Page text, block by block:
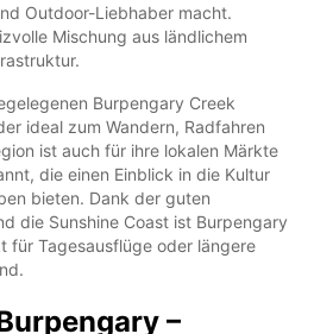
Outdoor-Liebhaber macht.
Mischung aus ländlichem
Burpengary Creek
ideal zum Wandern, Radfahren
ist auch für ihre lokalen Märkte
die einen Einblick in die Kultur
bieten. Dank der guten
die Sunshine Coast ist Burpengary
für Tagesausflüge oder längere
–